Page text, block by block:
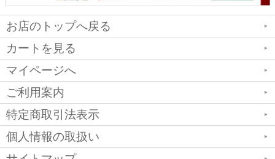
お店のトップへ戻る
カートを見る
マイページへ
ご利用案内
特定商取引法表示
個人情報の取扱い